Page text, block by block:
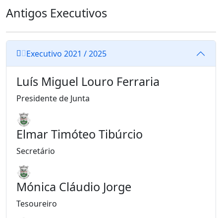
Antigos Executivos
Executivo 2021 / 2025
Luís Miguel Louro Ferraria
Presidente de Junta
Elmar Timóteo Tibúrcio
Secretário
Mónica Cláudio Jorge
Tesoureiro